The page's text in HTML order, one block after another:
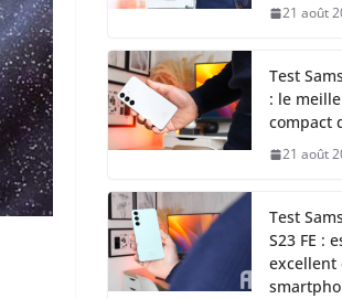
21 août
Test
: le
compact
21 août
Test
S23 FE :
excellent